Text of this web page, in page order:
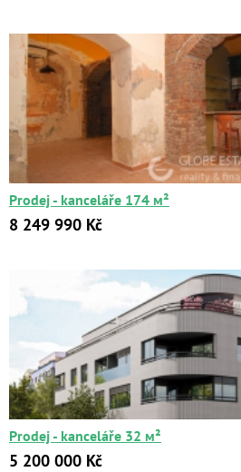
Prodej - kanceláře 174 м²
8 249 990 Kč
Prodej - kanceláře 32 м²
5 200 000 Kč